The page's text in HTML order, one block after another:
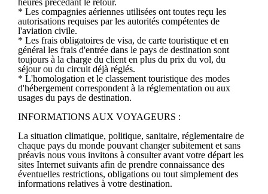
* Les compagnies aériennes utilisées ont toutes reçu les
autorisations requises par les autorités compétentes de
l'aviation civile.
* Les frais obligatoires de visa, de carte touristique et en
général les frais d'entrée dans le pays de destination sont
toujours à la charge du client en plus du prix du vol, du
séjour ou du circuit déjà réglés.
* L'homologation et le classement touristique des modes
d'hébergement correspondent à la réglementation ou aux
usages du pays de destination.
INFORMATIONS AUX VOYAGEURS :
La situation climatique, politique, sanitaire, réglementaire de
chaque pays du monde pouvant changer subitement et sans
préavis nous vous invitons à consulter avant votre départ les
sites Internet suivants afin de prendre connaissance des
éventuelles restrictions, obligations ou tout simplement des
informations relatives à votre destination.